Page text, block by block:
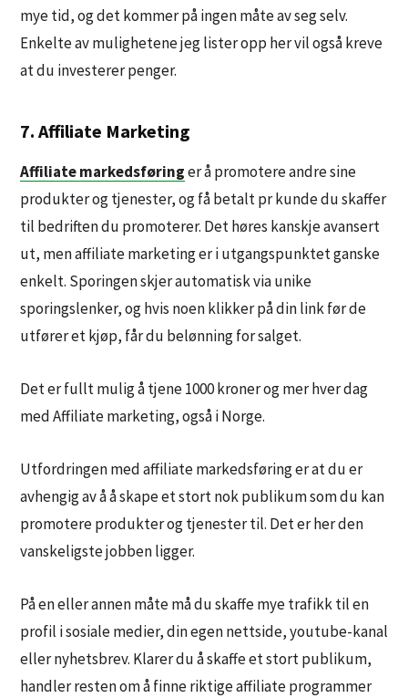
mye tid, og det kommer på ingen måte av seg selv.
Enkelte av mulighetene jeg lister opp her vil også kreve
at du investerer penger.
7. Affiliate Marketing
Affiliate markedsføringer å promotere andre sine
produkter og tjenester, og få betalt pr kunde du skaffer
til bedriften du promoterer. Det høres kanskje avansert
ut, men affiliate marketing er i utgangspunktet ganske
enkelt. Sporingen skjer automatisk via unike
sporingslenker, og hvis noen klikker på din link før de
utfører et kjøp, får du belønning for salget.
Det er fullt mulig å tjene 1000 kroner og mer hver dag
med Affiliate marketing, også i Norge.
Utfordringen med affiliate markedsføring er at du er
avhengig av å å skape et stort nok publikum som du kan
promotere produkter og tjenester til. Det er her den
vanskeligste jobben ligger.
På en eller annen måte må du skaffe mye trafikk til en
profil i sosiale medier, din egen nettside, youtube-kanal
eller nyhetsbrev. Klarer du å skaffe et stort publikum,
handler resten om å finne riktige affiliate programmer